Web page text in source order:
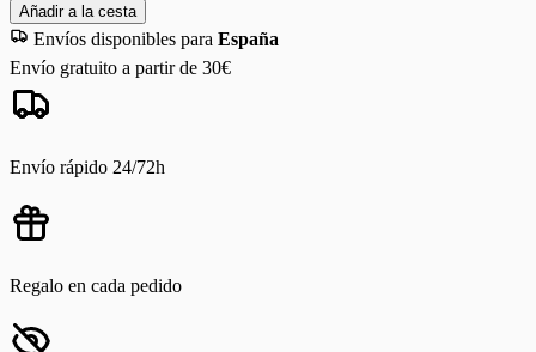
Añadir a la cesta
Envíos disponibles para España
Envío gratuito a partir de 30€
Envío rápido 24/72h
Regalo en cada pedido